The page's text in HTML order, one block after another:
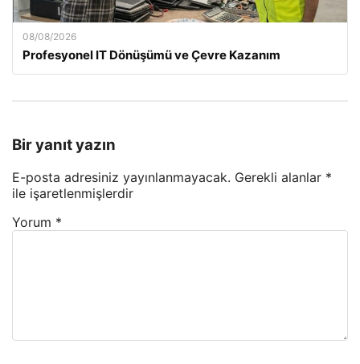
08/08/2026
Profesyonel IT Dönüşümü ve Çevre Kazanım
Bir yanıt yazın
E-posta adresiniz yayınlanmayacak. Gerekli alanlar *
ile işaretlenmişlerdir
Yorum *